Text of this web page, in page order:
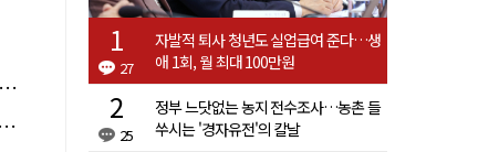
27
자발적 퇴사 청년도 실업급여 준다…생
애 1회, 월 최대 100만원
25
정부 느닷없는 농지 전수조사…농촌 들
쑤시는 '경자유전'의 칼날